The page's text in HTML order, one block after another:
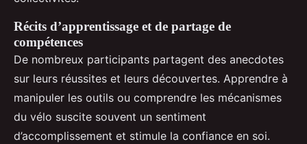
Récits d’apprentissage et de partage de
compétences
De nombreux participants partagent des anecdotes
sur leurs réussites et leurs découvertes. Apprendre à
manipuler les outils ou comprendre les mécanismes
du vélo suscite souvent un sentiment
d’accomplissement et stimule la confiance en soi.